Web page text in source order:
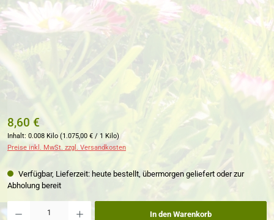
8,60 €
Inhalt: 0.008 Kilo (1.075,00 € / 1 Kilo)
Preise inkl. MwSt. zzgl. Versandkosten
Verfügbar, Lieferzeit: heute bestellt, übermorgen geliefert oder zur
Abholung bereit
Produkt Anzahl: Gib den gewünschten Wert ein oder benutze die Schaltflächen um die Anzahl zu
In den Warenkorb